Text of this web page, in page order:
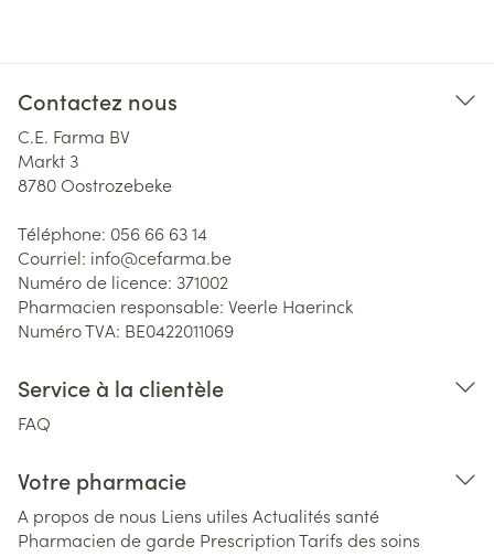
Contactez nous
C.E. Farma BV
Markt 3
8780Oostrozebeke
Téléphone: 056 66 63 14
Courriel: info@cefarma.be
Numéro de licence: 371002
Pharmacien responsable: Veerle Haerinck
Numéro TVA: BE0422011069
Service à la clientèle
FAQ
Votre pharmacie
A propos de nous Liens utiles Actualités santé
Pharmacien de garde PrescriptionTarifs des soins